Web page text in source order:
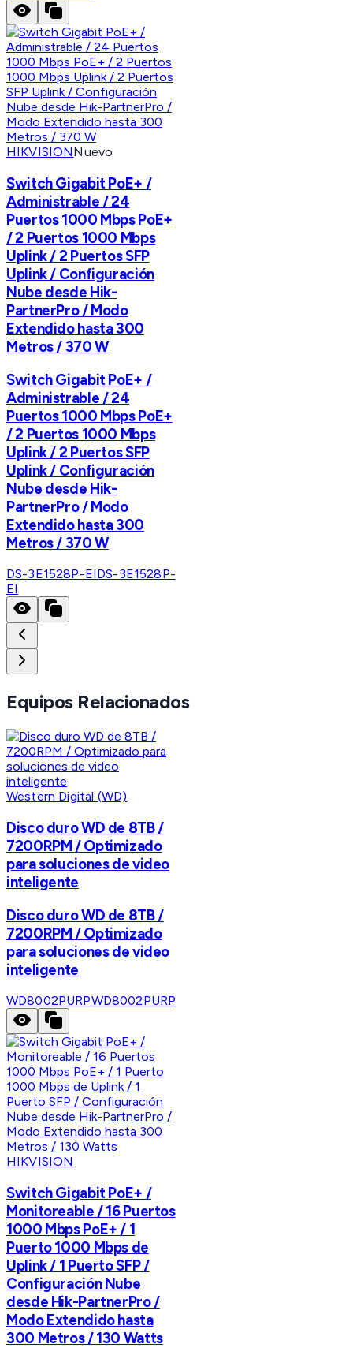
HIKVISIONNuevo
Switch Gigabit PoE+ /
Administrable / 24
Puertos 1000 Mbps PoE+
/ 2 Puertos 1000 Mbps
Uplink / 2 Puertos SFP
Uplink / Configuración
Nube desde Hik-
PartnerPro / Modo
Extendido hasta 300
Metros / 370 W
Switch Gigabit PoE+ /
Administrable / 24
Puertos 1000 Mbps PoE+
/ 2 Puertos 1000 Mbps
Uplink / 2 Puertos SFP
Uplink / Configuración
Nube desde Hik-
PartnerPro / Modo
Extendido hasta 300
Metros / 370 W
DS-3E1528P-EIDS-3E1528P-
EI
Equipos Relacionados
Western Digital (WD)
Disco duro WD de 8TB /
7200RPM / Optimizado
para soluciones de video
inteligente
Disco duro WD de 8TB /
7200RPM / Optimizado
para soluciones de video
inteligente
WD8002PURPWD8002PURP
HIKVISION
Switch Gigabit PoE+ /
Monitoreable / 16 Puertos
1000 Mbps PoE+ / 1
Puerto 1000 Mbps de
Uplink / 1 Puerto SFP /
Configuración Nube
desde Hik-PartnerPro /
Modo Extendido hasta
300 Metros / 130 Watts